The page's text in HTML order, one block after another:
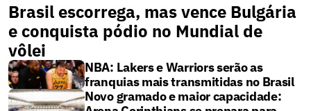
Brasil escorrega, mas vence Bulgária
e conquista pódio no Mundial de
vôlei
NBA: Lakers e Warriors serão as
franquias mais transmitidas no Brasil
Novo gramado e maior capacidade: